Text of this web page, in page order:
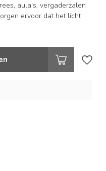
aula's, vergaderzalen
ervoor dat het licht